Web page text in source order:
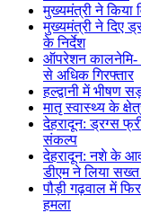
मुख्यमंत्री ने किया
मुख्यमंत्री ने दिए
के निर्देश
ऑपरेशन कालनेमि-
से अधिक गिरफ्तार
हल्द्वानी में भीषण
मातृ स्वास्थ्य के
देहरादून: ड्रग्स
संकल्प
देहरादून: नशे के
डीएम ने लिया
पौड़ी गढ़वाल में
हमला